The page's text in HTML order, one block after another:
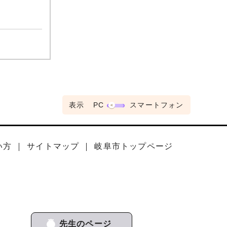
表示 PC スマートフォン
方 サイトマップ 岐阜市トップページ
先生のページ